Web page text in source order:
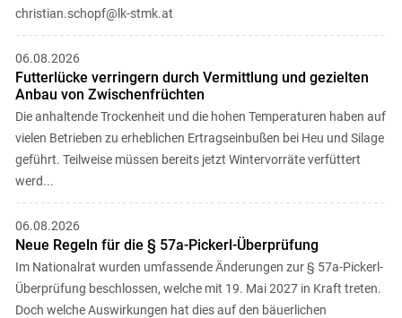
christian.schopf@lk-stmk.at
Futterlücke verringern durch Vermittlung und gezielten
Anbau von Zwischenfrüchten
Die anhaltende Trockenheit und die hohen Temperaturen haben auf
vielen Betrieben zu erheblichen Ertragseinbußen bei Heu und Silage
geführt. Teilweise müssen bereits jetzt Wintervorräte verfüttert
werd...
06.08.2026
Neue Regeln für die § 57a-Pickerl-Überprüfung
Im Nationalrat wurden umfassende Änderungen zur § 57a-Pickerl-
Überprüfung beschlossen, welche mit 19. Mai 2027 in Kraft treten.
Doch welche Auswirkungen hat dies auf den bäuerlichen
06.08.2026